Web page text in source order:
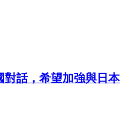
對話，希望加強與日本